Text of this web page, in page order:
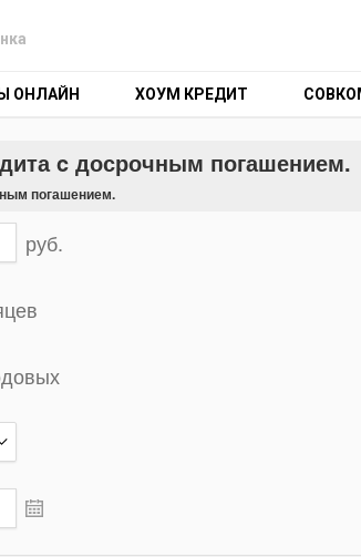
ОНЛАЙН ХОУМ КРЕДИТ
c досрочным погашением.
погашением.
руб.